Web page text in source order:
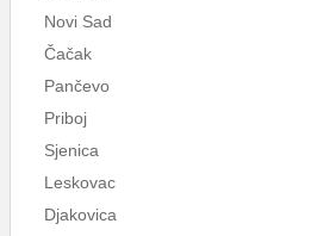
Novi Sad
Čačak
Pančevo
Priboj
Sjenica
Leskovac
Djakovica